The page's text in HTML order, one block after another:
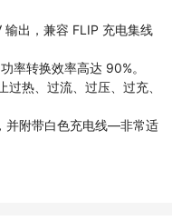
出，兼容 FLIP 充电集线
率转换效率高达 90%。
过热、过流、过压、过充、
并附带白色充电线—非常适